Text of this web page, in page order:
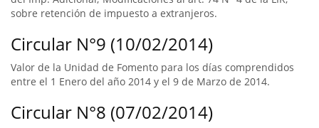
sobre retención de impuesto a extranjeros.
Circular N°9 (10/02/2014)
Valor de la Unidad de Fomento para los días comprendidos
entre el 1 Enero del año 2014 y el 9 de Marzo de 2014.
Circular N°8 (07/02/2014)